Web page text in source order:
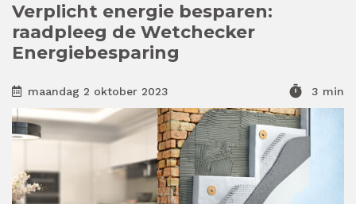
Verplicht energie besparen:
raadpleeg de Wetchecker
Energiebesparing
maandag 2 oktober 2023 timer 3 min